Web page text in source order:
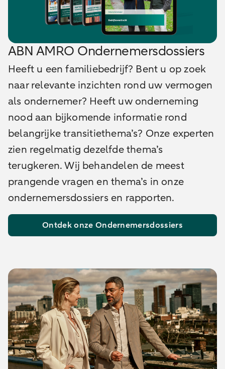
ABN AMRO Ondernemersdossiers
Heeft u een familiebedrijf? Bent u op zoek
naar relevante inzichten rond uw vermogen
als ondernemer? Heeft uw onderneming
nood aan bijkomende informatie rond
belangrijke transitiethema’s? Onze experten
zien regelmatig dezelfde thema’s
terugkeren. Wij behandelen de meest
prangende vragen en thema’s in onze
ondernemersdossiers en rapporten.
Ontdek onze Ondernemersdossiers